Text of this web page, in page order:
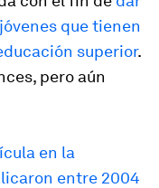
que tienen
superior.
pero aún
en la
entre 2004